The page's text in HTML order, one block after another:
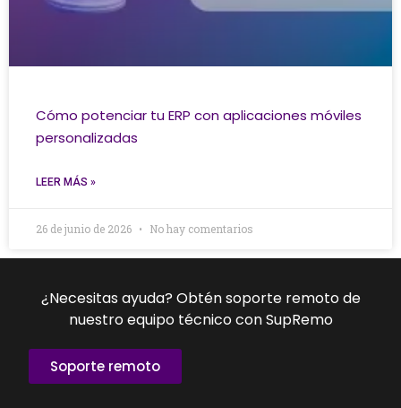
Cómo potenciar tu ERP con aplicaciones móviles
personalizadas
LEER MÁS »
26 de junio de 2026 No hay comentarios
¿Necesitas ayuda? Obtén soporte remoto de
nuestro equipo técnico con SupRemo
Soporte remoto